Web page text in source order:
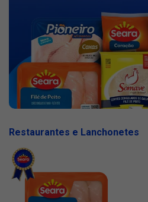
Restaurantes e Lanchonetes